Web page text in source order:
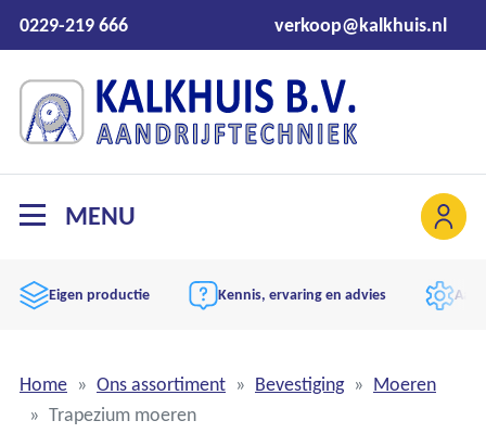
0229-219 666 verkoop@kalkhuis.nl
MENU
Eigen productie Kennis, ervaring en advies
Home Ons assortiment Bevestiging
Moeren
Trapezium moeren